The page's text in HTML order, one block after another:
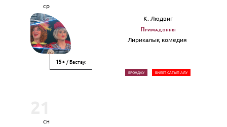
ср
15+ / Бастау:
К. Людвиг
Примадонны
Лирикалық комедия
БРОНДАУ БИЛЕТ САТЫП АЛУ
сн